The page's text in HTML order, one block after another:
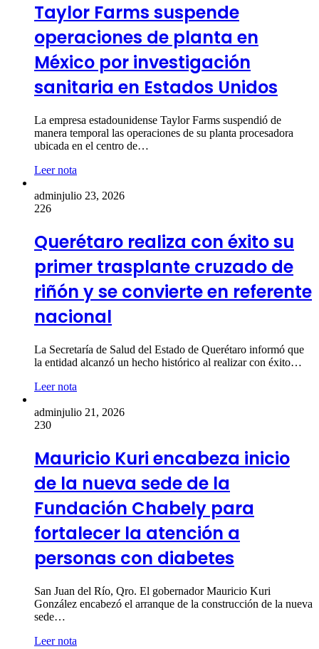
Taylor Farms suspende
operaciones de planta en
México por investigación
sanitaria en Estados Unidos
La empresa estadounidense Taylor Farms suspendió de
manera temporal las operaciones de su planta procesadora
ubicada en el centro de…
Leer nota
adminjulio 23, 2026
226
Querétaro realiza con éxito su
primer trasplante cruzado de
riñón y se convierte en referente
nacional
La Secretaría de Salud del Estado de Querétaro informó que
la entidad alcanzó un hecho histórico al realizar con éxito…
Leer nota
adminjulio 21, 2026
230
Mauricio Kuri encabeza inicio
de la nueva sede de la
Fundación Chabely para
fortalecer la atención a
personas con diabetes
San Juan del Río, Qro. El gobernador Mauricio Kuri
González encabezó el arranque de la construcción de la nueva
sede…
Leer nota